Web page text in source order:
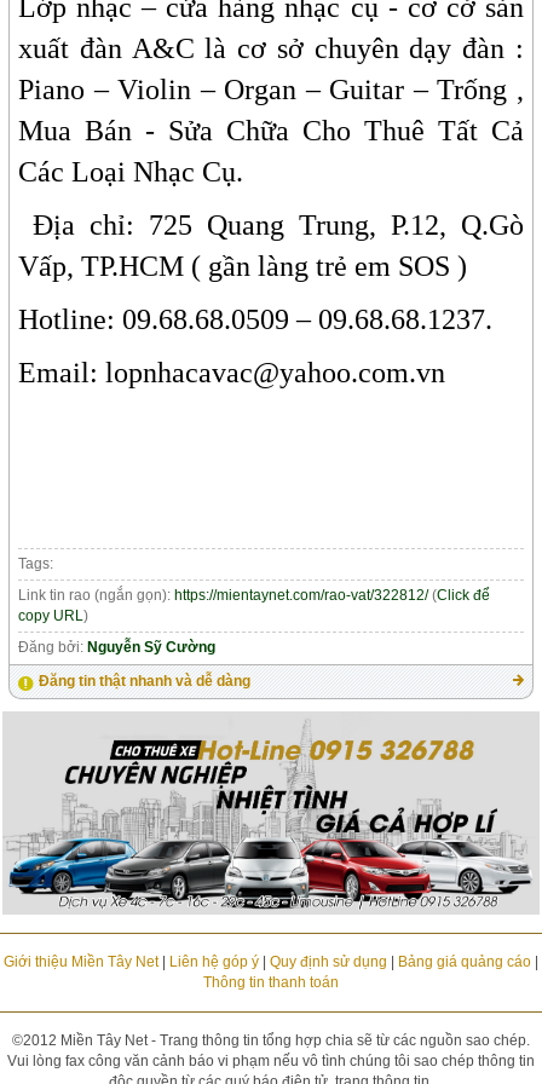
Lớp nhạc – cửa hàng nhạc cụ - cơ cở sản
xuất đàn A&C là cơ sở chuyên dạy đàn :
Piano – Violin – Organ – Guitar – Trống ,
Mua Bán - Sửa Chữa Cho Thuê Tất Cả
Các Loại Nhạc Cụ.
Địa chỉ: 725 Quang Trung, P.12, Q.Gò
Vấp, TP.HCM ( gần làng trẻ em SOS )
Hotline: 09.68.68.0509 – 09.68.68.1237.
Email: lopnhacavac@yahoo.com.vn
Tags:
Link tin rao (ngắn gọn): https://mientaynet.com/rao-vat/322812/(Click để
copy URL)
Đăng bởi: Nguyễn Sỹ Cường
Đăng tin thật nhanh và dễ dàng
Giới thiệu Miền Tây Net| Liên hệ góp ý| Quy định sử dụng | Bảng giá quảng cáo|
Thông tin thanh toán
©2012 Miền Tây Net - Trang thông tin tổng hợp chia sẽ từ các nguồn sao chép.
Vui lòng fax công văn cảnh báo vi phạm nếu vô tình chúng tôi sao chép thông tin